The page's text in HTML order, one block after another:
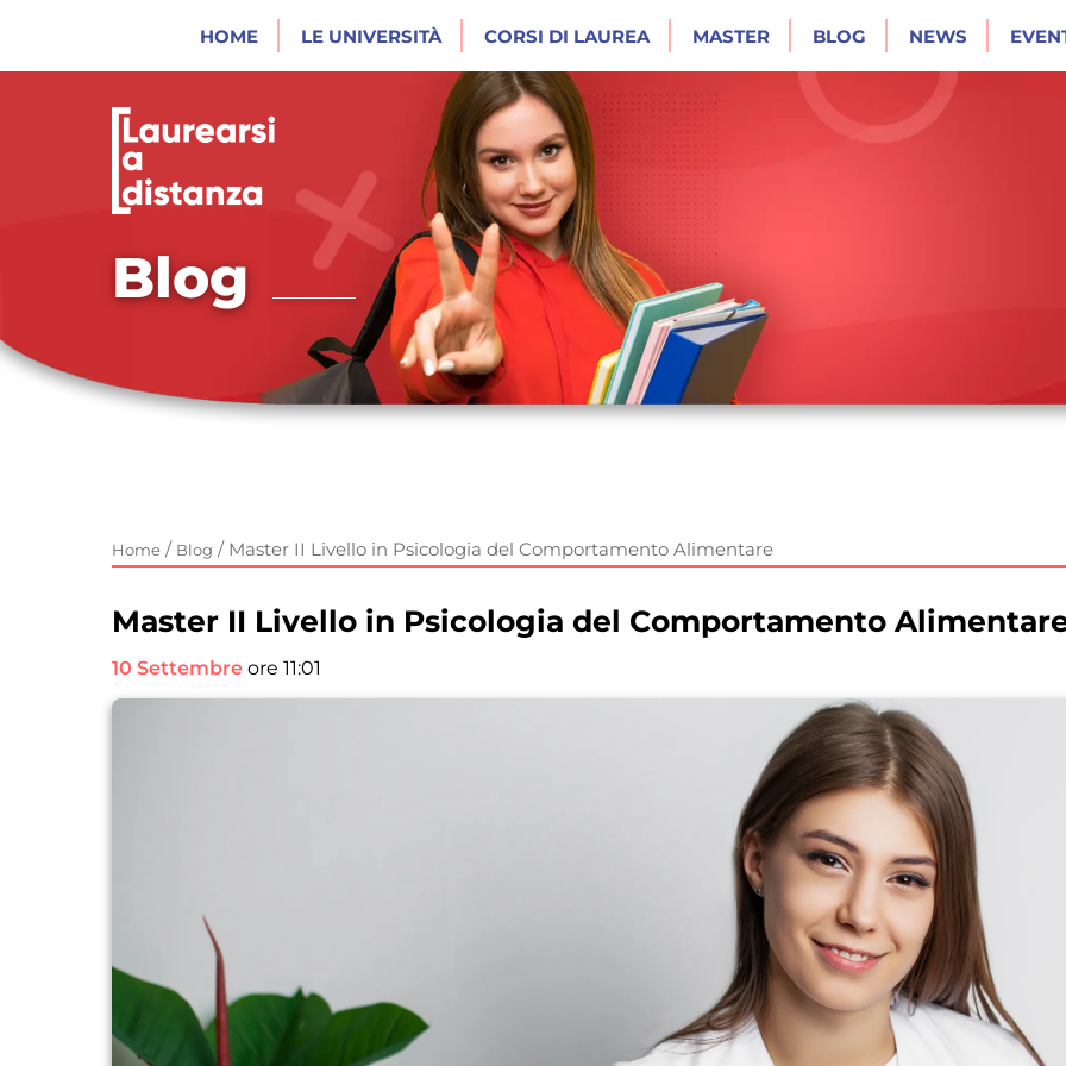
HOME LE UNIVERSITÀ CORSI DI LAUREA MASTER BLOG NEWS
Blog
Home / Blog / Master II Livello in Psicologia del Comportamento Alimentare
Master II Livello in Psicologia del Comportamento
10 Settembre ore 11:01